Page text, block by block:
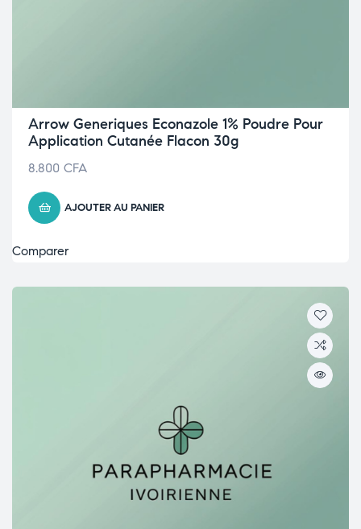
Arrow Generiques Econazole 1% Poudre Pour
Application Cutanée Flacon 30g
8.800 CFA
AJOUTER AU PANIER
Comparer